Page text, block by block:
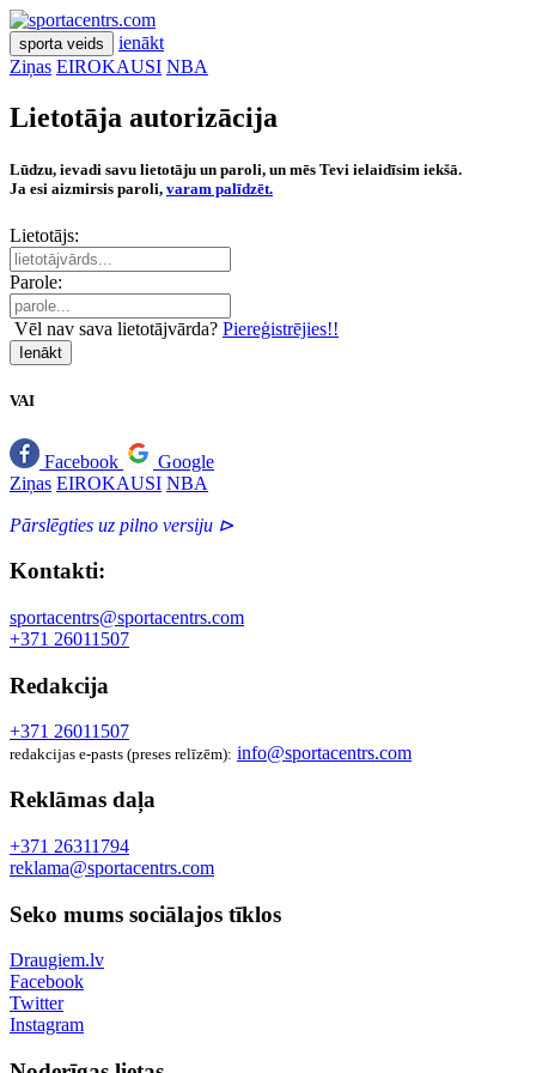
sporta veids
ienākt
Ziņas EIROKAUSI NBA
Lietotāja autorizācija
Lūdzu, ievadi savu lietotāju un paroli, un mēs Tevi ielaidīsim iekšā.
Ja esi aizmirsis paroli, varam palīdzēt.
Lietotājs:
Parole:
Vēl nav sava lietotājvārda? Piereģistrējies!!
Ienākt
VAI
Facebook
Google
Ziņas EIROKAUSI NBA
Pārslēgties uz pilno versiju ⊳
Kontakti:
sportacentrs@sportacentrs.com
+371 26011507
Redakcija
+371 26011507
redakcijas e-pasts (preses relīzēm): info@sportacentrs.com
Reklāmas daļa
+371 26311794
reklama@sportacentrs.com
Seko mums sociālajos tīklos
Draugiem.lv
Facebook
Twitter
Instagram